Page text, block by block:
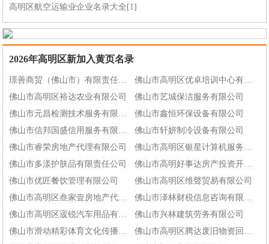
高明区航空运输业企业名录大全[1]
2026年高明区新加入黄页名录
璟善商贸（佛山市）有限责任公司
佛山市高明区优卓培训中心有限公司
佛山市高明区裕达农业有限公司
佛山市艺城保洁服务有限公司
佛山市元昌检测技术服务有限公司
佛山市鑫恒环保设备有限公司
佛山市信邦国盛信用服务有限公司
佛山市轩妍制冷设备有限公司
佛山市睿荣房地产代理有限公司
佛山市高明区银星计算机服务有限公司
佛山市多漾护肤品有限责任公司
佛山市高明好事达房产投资开发有限公司
佛山市优匠餐饮管理有限公司
佛山市高明区维聲贸易有限公司
佛山市高明区叁家壹房地产代理有限公司
佛山市泽林财税信息咨询有限公司
佛山市高明区宬锐汽车用品有限公司
佛山市兴林建筑劳务有限公司
佛山市滑动精彩体育文化传播有限公司
佛山市高明区腾达废旧物资回收有限公司